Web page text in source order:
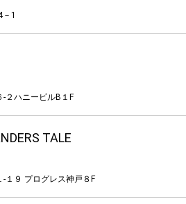
1
２ハニービルB１F
TALE
１９ プログレス神戸８F